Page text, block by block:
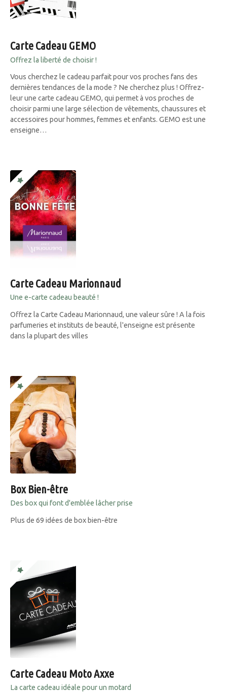
Carte Cadeau GEMO
Offrez la liberté de choisir !
Vous cherchez le cadeau parfait pour vos proches fans des
dernières tendances de la mode ? Ne cherchez plus ! Offrez-
leur une carte cadeau GEMO, qui permet à vos proches de
choisir parmi une large sélection de vêtements, chaussures et
accessoires pour hommes, femmes et enfants. GEMO est une
enseigne…
Carte Cadeau Marionnaud
Une e-carte cadeau beauté !
Offrez la Carte Cadeau Marionnaud, une valeur sûre ! A la fois
parfumeries et instituts de beauté, l'enseigne est présente
dans la plupart des villes
Box Bien-être
Des box qui font d'emblée lâcher prise
Plus de 69 idées de box bien-être
Carte Cadeau Moto Axxe
La carte cadeau idéale pour un motard